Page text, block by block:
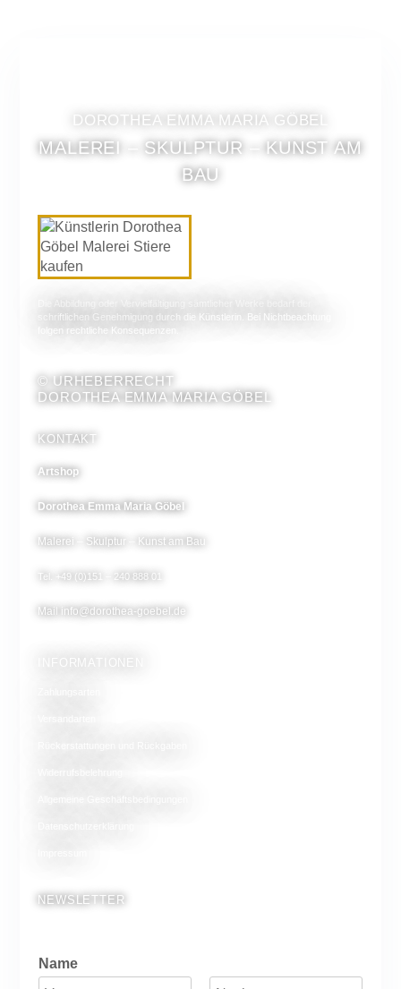
DOROTHEA EMMA MARIA GÖBEL
MALEREI – SKULPTUR – KUNST AM
BAU
schriftlichen Genehmigung durch die Künstlerin. Bei Nichtbeachtung
folgen rechtliche Konsequenzen.
© URHEBERRECHT
DOROTHEA EMMA MARIA GÖBEL
KONTAKT
Artshop
Dorothea Emma Maria Göbel
Malerei – Skulptur – Kunst am Bau
Tel. +49 (0)151 – 240 888 01
Mail info@dorothea-goebel.de
INFORMATIONEN
NEWSLETTER
Name